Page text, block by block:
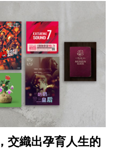
交織出孕育人生的